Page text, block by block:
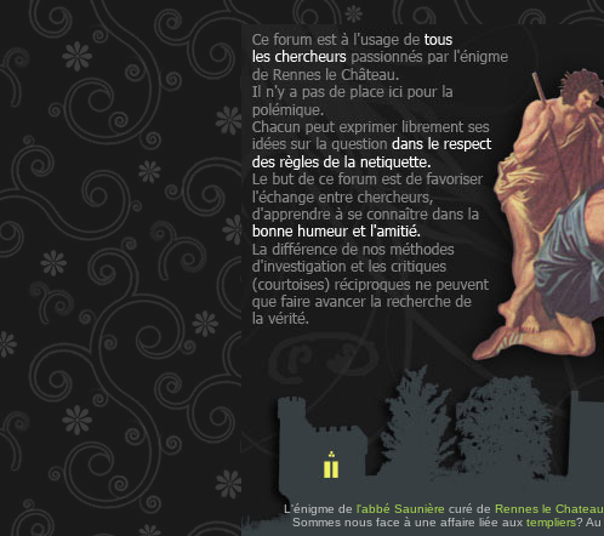
L'énigme de l'abbé Saunière curé de Rennes le Chateau
Sommes nous face à une affaire liée aux templiers? Au